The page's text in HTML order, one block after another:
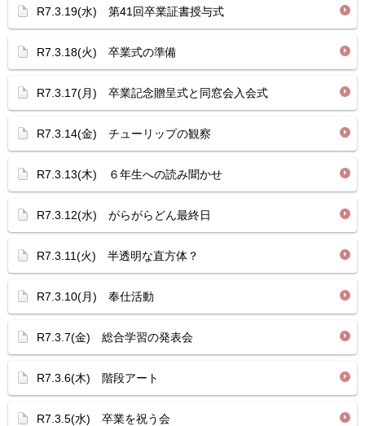
R7.3.19(水) 第41回卒業証書授与式
R7.3.18(火) 卒業式の準備
R7.3.17(月) 卒業記念贈呈式と同窓会入会式
R7.3.14(金) チューリップの観察
R7.3.13(木) ６年生への読み聞かせ
R7.3.12(水) がらがらどん最終日
R7.3.11(火) 半透明な直方体？
R7.3.10(月) 奉仕活動
R7.3.7(金) 総合学習の発表会
R7.3.6(木) 階段アート
R7.3.5(水) 卒業を祝う会